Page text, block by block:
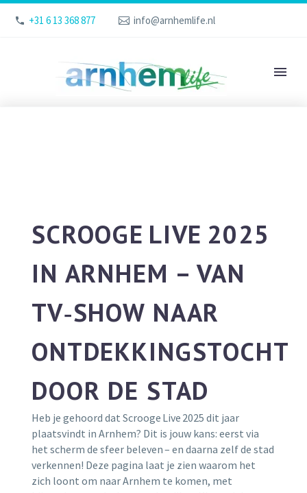
+31 6 13 368 877 info@arnhemlife.nl
SCROOGE LIVE 2025
IN ARNHEM – VAN
TV‑SHOW NAAR
ONTDEKKINGSTOCHT
DOOR DE STAD
Heb je gehoord dat Scrooge Live 2025 dit jaar
plaatsvindt in Arnhem? Dit is jouw kans: eerst via
het scherm de sfeer beleven – en daarna zelf de stad
verkennen! Deze pagina laat je zien waarom het
zich loont om naar Arnhem te komen, met